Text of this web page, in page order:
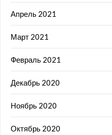
Апрель 2021
Март 2021
Февраль 2021
Декабрь 2020
Ноябрь 2020
Октябрь 2020